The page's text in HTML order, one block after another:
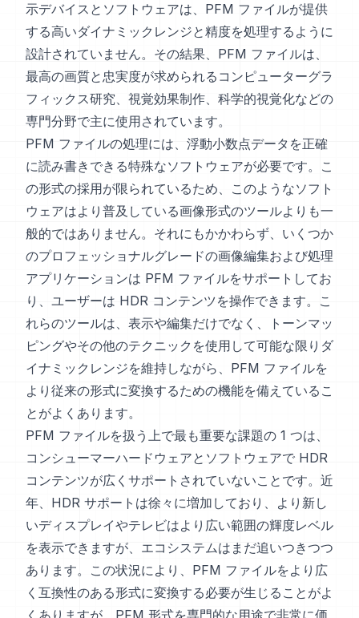
示デバイスとソフトウェアは、PFM ファイルが提供
する高いダイナミックレンジと精度を処理するように
設計されていません。その結果、PFM ファイルは、
最高の画質と忠実度が求められるコンピューターグラ
フィックス研究、視覚効果制作、科学的視覚化などの
専門分野で主に使用されています。
PFM ファイルの処理には、浮動小数点データを正確
に読み書きできる特殊なソフトウェアが必要です。こ
の形式の採用が限られているため、このようなソフト
ウェアはより普及している画像形式のツールよりも一
般的ではありません。それにもかかわらず、いくつか
のプロフェッショナルグレードの画像編集および処理
アプリケーションは PFM ファイルをサポートしてお
り、ユーザーは HDR コンテンツを操作できます。こ
れらのツールは、表示や編集だけでなく、トーンマッ
ピングやその他のテクニックを使用して可能な限りダ
イナミックレンジを維持しながら、PFM ファイルを
より従来の形式に変換するための機能を備えているこ
とがよくあります。
PFM ファイルを扱う上で最も重要な課題の 1 つは、
コンシューマーハードウェアとソフトウェアで HDR
コンテンツが広くサポートされていないことです。近
年、HDR サポートは徐々に増加しており、より新し
いディスプレイやテレビはより広い範囲の輝度レベル
を表示できますが、エコシステムはまだ追いつきつつ
あります。この状況により、PFM ファイルをより広
く互換性のある形式に変換する必要が生じることがよ
くありますが、PFM 形式を専門的な用途で非常に価